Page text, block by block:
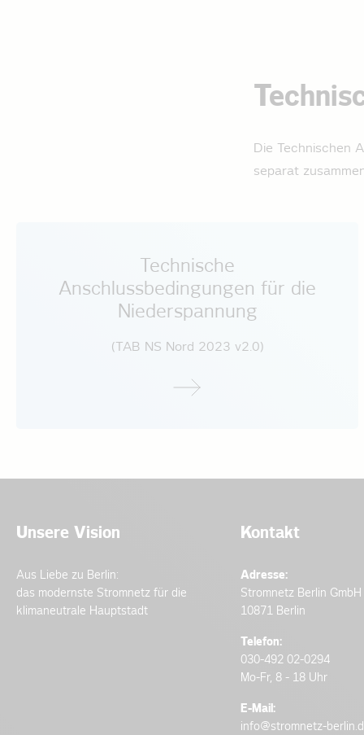
Die Technischen
separat
Technische
Anschlussbedingungen für die
Niederspannung­
(TAB NS Nord 2023 v2.0)
Unsere Vision
Aus Liebe zu Berlin:
das modernste Stromnetz für die
klimaneutrale Hauptstadt
Kontakt
Adresse:
Stromnetz Berlin GmbH
10871 Berlin
Telefon:
030-492 02-0294
Mo-Fr, 8 - 18 Uhr
E-Mail:
info@stromnetz-